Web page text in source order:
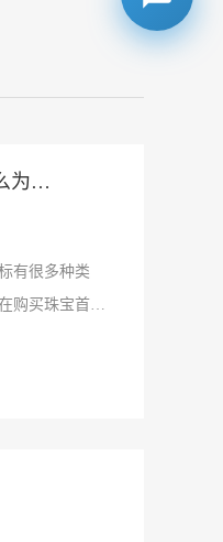
为
有很多种类
购买珠宝首饰